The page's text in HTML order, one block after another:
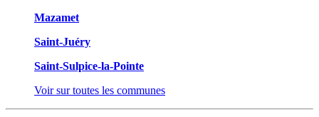
Mazamet
Saint-Juéry
Saint-Sulpice-la-Pointe
Voir sur toutes les communes